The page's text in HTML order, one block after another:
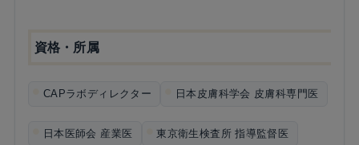
資格・所属
CAPラボディレクター 日本皮膚科学会 皮膚科専門医
日本医師会 産業医 東京衛生検査所 指導監督医